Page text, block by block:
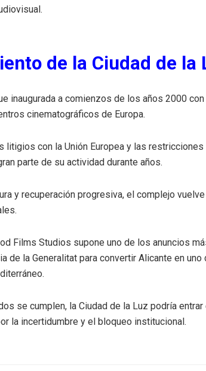
de la Ciudad de la
inaugurada a comienzos de los años 2000
cinematográficos de Europa.
litigios con la Unión Europea y las
parte de su actividad durante años.
y recuperación progresiva, el complejo
Films Studios supone uno de los anuncios
de la Generalitat para convertir Alicante en
se cumplen, la Ciudad de la Luz podría
la incertidumbre y el bloqueo institucional.